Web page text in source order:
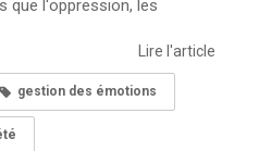
que l'oppression, les
Lire l'article
gestion des émotions